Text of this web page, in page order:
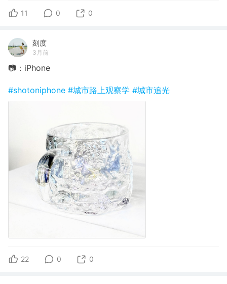
11 0 0
刻度
3月前
📷：iPhone
#shotoniphone #城市路上观察学 #城市追光
22 0 0